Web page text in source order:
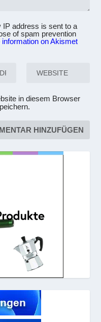
IP address is sent to a
of spam prevention
information on Akismet
in diesem Browser